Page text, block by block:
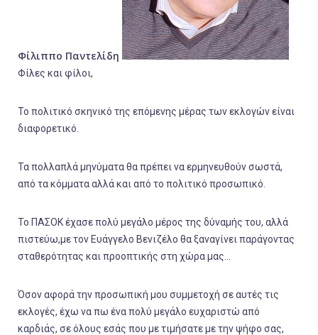
Φίλιππο Παντελίδη
Φίλες και φίλοι,
Το πολιτικό σκηνικό της επόμενης μέρας των εκλογών είναι
διαφορετικό.
Τα πολλαπλά μηνύματα θα πρέπει να ερμηνευθούν σωστά,
από τα κόμματα αλλά και από το πολιτικό προσωπικό.
Το ΠΑΣΟΚ έχασε πολύ μεγάλο μέρος της δύναμής του, αλλά
πιστεύω,με τον Ευάγγελο Βενιζέλο θα ξαναγίνει παράγοντας
σταθερότητας και προοπτικής στη χώρα μας...
Όσον αφορά την προσωπική μου συμμετοχή σε αυτές τις
εκλογές, έχω να πω ένα πολύ μεγάλο ευχαριστώ από
καρδιάς, σε όλους εσάς που με τιμήσατε με την ψήφο σας,